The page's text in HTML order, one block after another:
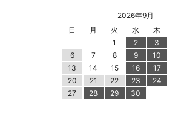
2026年9月
日
月 火 水 木
1
2 3
6
7 8 9 10
13
14 15 16 17
20
21 22 23 24
27
28 29 30